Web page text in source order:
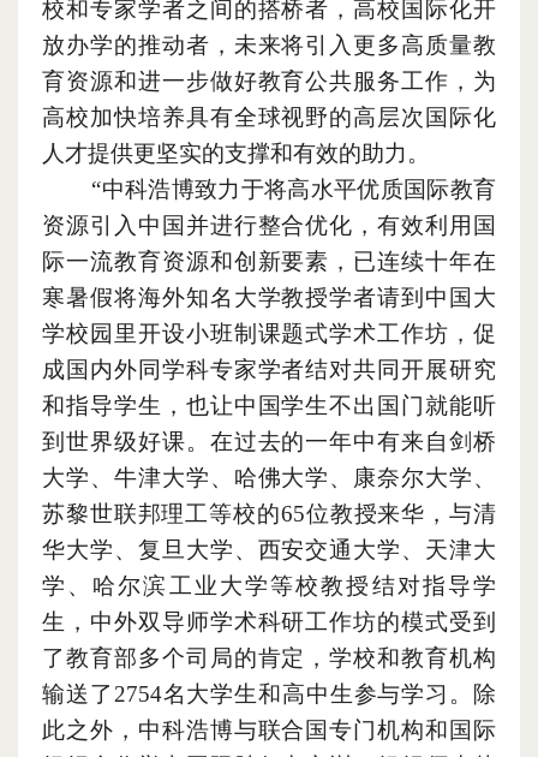
校和专家学者之间的搭桥者 ，高校国际化开
放办学的推动者 ， 未来将引入更多高质量教
育资源和进一步做好教育公共服务工作 ， 为
高校加快培养具有全球视野的高层次国际化
人才提供更坚实的支撑和有效的助力。
“中科浩博致力于将高水平优质国际教育
资源引入中国并进行整合优化 ，有效利用国
际一流教育资源和创新要素 ， 已连续十年在
寒暑假将海外知名大学教授学者请到中国大
学校园里开设小班制课题式学术工作坊 ，促
成国内外同学科专家学者结对共同开展研究
和指导学生 ， 也让中国学生不出国门就能听
到世界级好课。在过去的一年中有来自剑桥
大学、牛津大学、哈佛大学、康奈尔大学、
苏黎世联邦理工等校的65位教授来华 ，与清
华大学、复旦大学、西安交通大学、天津大
学、哈尔滨工业大学等校教授结对指导学
生 ， 中外双导师学术科研工作坊的模式受到
了教育部多个司局的肯定 ，学校和教育机构
输送了2754名大学生和高中生参与学习。除
此之外 ， 中科浩博与联合国专门机构和国际